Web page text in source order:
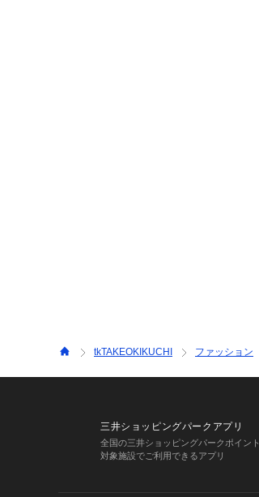
tkTAKEOKIKUCHI ファッション
三井ショッピングパークアプリ
全国の三井ショッピングパークポイント
対象施設でご利用できるアプリ